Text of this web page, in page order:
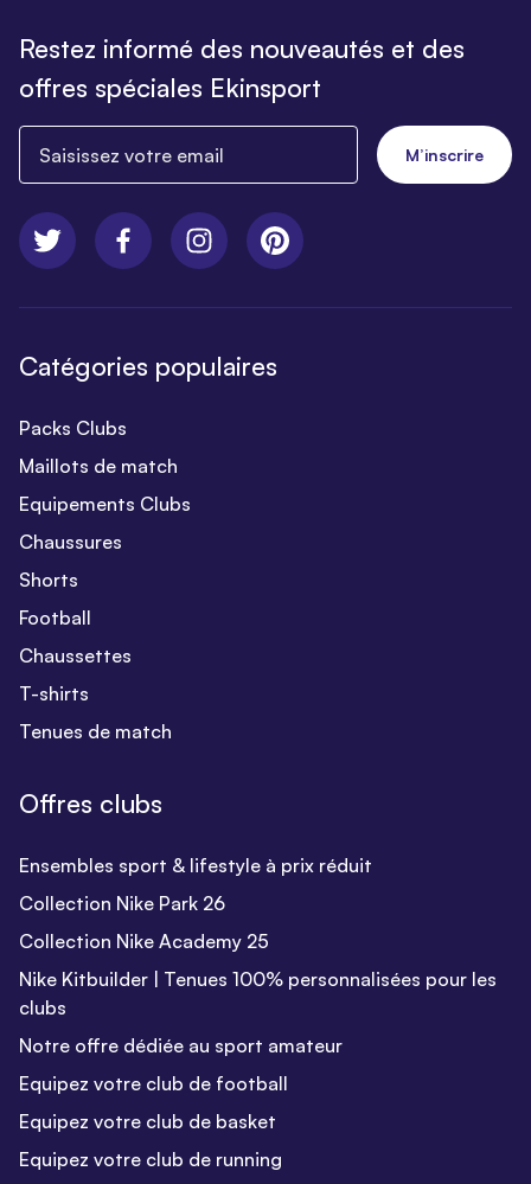
Restez informé des nouveautés et des
offres spéciales Ekinsport
M’inscrire
Catégories populaires
Packs Clubs
Maillots de match
Equipements Clubs
Chaussures
Shorts
Football
Chaussettes
T-shirts
Tenues de match
Offres clubs
Ensembles sport & lifestyle à prix réduit
Collection Nike Park 26
Collection Nike Academy 25
Nike Kitbuilder | Tenues 100% personnalisées pour les
clubs
Notre offre dédiée au sport amateur
Equipez votre club de football
Equipez votre club de basket
Equipez votre club de running